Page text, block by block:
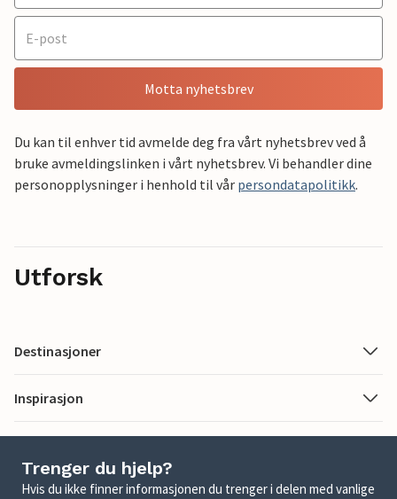
Motta nyhetsbrev
Du kan til enhver tid avmelde deg fra vårt nyhetsbrev ved å
bruke avmeldingslinken i vårt nyhetsbrev. Vi behandler dine
personopplysninger i henhold til vår persondatapolitikk.
Utforsk
Destinasjoner
Inspirasjon
Trenger du hjelp?
Hvis du ikke finner informasjonen du trenger i delen med vanlige